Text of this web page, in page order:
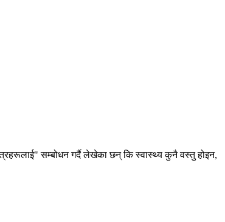
सम्बोधन गर्दै लेखेका छन् कि स्वास्थ्य कुनै वस्तु होइन,